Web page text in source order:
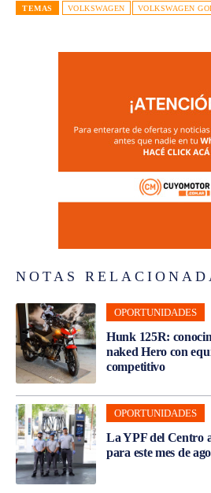
TEMAS VOLKSWAGEN VOLKSWAGEN
NOTAS
OPORTUNIDADES
Hunk 125R:
naked Hero con
competitivo
OPORTUNIDADES
La YPF del Centro
para este mes de